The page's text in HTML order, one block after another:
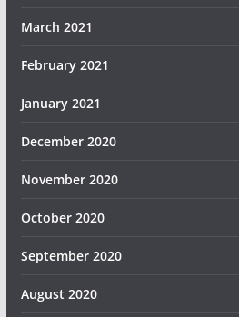
March 2021
February 2021
January 2021
December 2020
November 2020
October 2020
September 2020
August 2020